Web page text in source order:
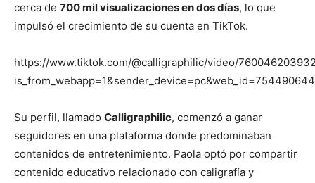
cerca de 700 mil visualizaciones en dos días, lo que
impulsó el crecimiento de su cuenta en TikTok.
https://www.tiktok.com/@calligraphilic/video/
Su perfil, llamado Calligraphilic, comenzó a ganar
seguidores en una plataforma donde predominaban
contenidos de entretenimiento. Paola optó por compartir
contenido educativo relacionado con caligrafía y